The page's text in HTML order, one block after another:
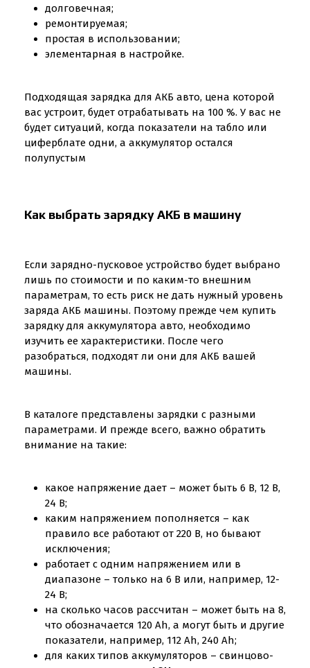
долговечная;
ремонтируемая;
простая в использовании;
элементарная в настройке.
Подходящая зарядка для АКБ авто, цена которой
вас устроит, будет отрабатывать на 100 %. У вас не
будет ситуаций, когда показатели на табло или
циферблате одни, а аккумулятор остался
полупустым
Как выбрать зарядку АКБ в машину
Если зарядно-пусковое устройство будет выбрано
лишь по стоимости и по каким-то внешним
параметрам, то есть риск не дать нужный уровень
заряда АКБ машины. Поэтому прежде чем купить
зарядку для аккумулятора авто, необходимо
изучить ее характеристики. После чего
разобраться, подходят ли они для АКБ вашей
машины.
В каталоге представлены зарядки с разными
параметрами. И прежде всего, важно обратить
внимание на такие:
какое напряжение дает – может быть 6 В, 12 В,
24 В;
каким напряжением пополняется – как
правило все работают от 220 В, но бывают
исключения;
работает с одним напряжением или в
диапазоне – только на 6 В или, например, 12-
24 В;
на сколько часов рассчитан – может быть на 8,
что обозначается 120 Ah, а могут быть и другие
показатели, например, 112 Ah, 240 Ah;
для каких типов аккумуляторов – свинцово-